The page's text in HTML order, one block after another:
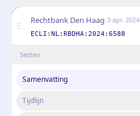
Rechtbank Den Haag·3 apr. 2024
ECLI:NL:RBDHA:2024:6588
Secties
Samenvatting
Tijdlijn